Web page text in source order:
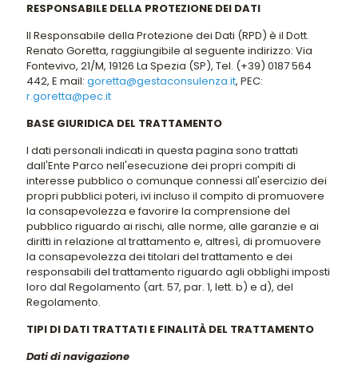
RESPONSABILE DELLA PROTEZIONE DEI DATI
Il Responsabile della Protezione dei Dati (RPD) è il Dott.
Renato Goretta, raggiungibile al seguente indirizzo: Via
Fontevivo, 21/M, 19126 La Spezia (SP), Tel. (+39) 0187 564
442, E mail: goretta@gestaconsulenza.it, PEC:
r.goretta@pec.it
BASE GIURIDICA DEL TRATTAMENTO
I dati personali indicati in questa pagina sono trattati
dall'Ente Parco nell'esecuzione dei propri compiti di
interesse pubblico o comunque connessi all'esercizio dei
propri pubblici poteri, ivi incluso il compito di promuovere
la consapevolezza e favorire la comprensione del
pubblico riguardo ai rischi, alle norme, alle garanzie e ai
diritti in relazione al trattamento e, altresì, di promuovere
la consapevolezza dei titolari del trattamento e dei
responsabili del trattamento riguardo agli obblighi imposti
loro dal Regolamento (art. 57, par. 1, lett. b) e d), del
Regolamento.
TIPI DI DATI TRATTATI E FINALITÀ DEL TRATTAMENTO
Dati di navigazione